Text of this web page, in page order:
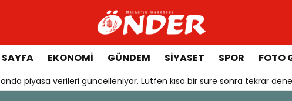
EKONOMİ GÜNDEM SİYASET SPOR FOTO
anda piyasa verileri güncelleniyor. Lütfen kısa bir süre sonra tekrar